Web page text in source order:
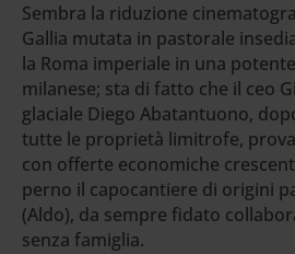
Sembra la riduzione
Gallia mutata in pastorale
la Roma imperiale in una
milanese; sta di fatto che il ceo
glaciale Diego Abatantuono,
tutte le proprietà limitrofe,
con offerte economiche
perno il capocantiere di origini
(Aldo), da sempre fidato
senza famiglia.